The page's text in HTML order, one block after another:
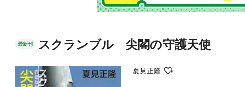
最新刊 スクランブル 尖閣の守護天使
夏見正隆